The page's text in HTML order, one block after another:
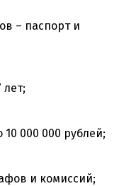
– паспорт и
лет;
10 000 000 рублей;
и комиссий;